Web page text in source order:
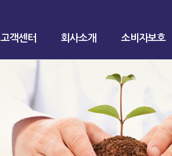
고객센터 회사소개 소비자보호